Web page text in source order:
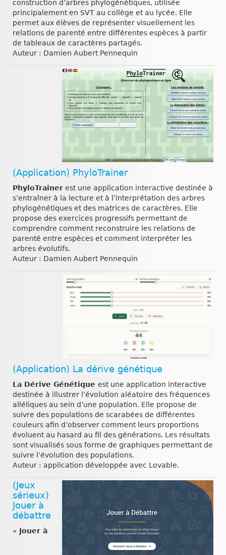
construction d’arbres phylogénétiques, utilisée
principalement en SVT au collège et au lycée. Elle
permet aux élèves de représenter visuellement les
relations de parenté entre différentes espèces à partir
de tableaux de caractères partagés.
Auteur : Damien Aubert Pennequin
(Application) PhyloTrainer
PhyloTrainer est une application interactive destinée à
s’entraîner à la lecture et à l’interprétation des arbres
phylogénétiques et des matrices de caractères. Elle
propose des exercices progressifs permettant de
comprendre comment reconstruire les relations de
parenté entre espèces et comment interpréter les
arbres évolutifs.
Auteur : Damien Aubert Pennequin
(Application) La dérive génétique
La Dérive Génétique est une application interactive
destinée à illustrer l’évolution aléatoire des fréquences
alléliques au sein d’une population. Elle propose de
suivre des populations de scarabées de différentes
couleurs afin d’observer comment leurs proportions
évoluent au hasard au fil des générations. Les résultats
sont visualisés sous forme de graphiques permettant de
suivre l’évolution des populations.
Auteur : application développée avec Lovable.
(Jeux
sérieux)
Jouer à
débattre
« Jouer à